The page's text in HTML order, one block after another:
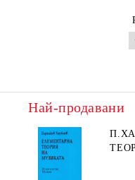
Най-продавани